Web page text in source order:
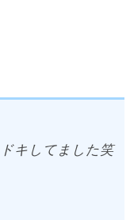
キしてました笑